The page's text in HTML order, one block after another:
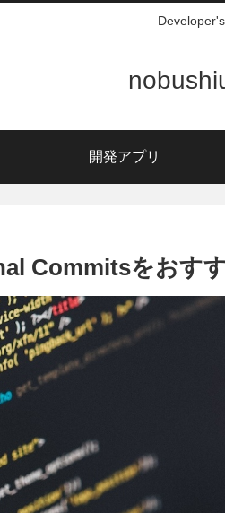
開発アプリ
Commitsをおす